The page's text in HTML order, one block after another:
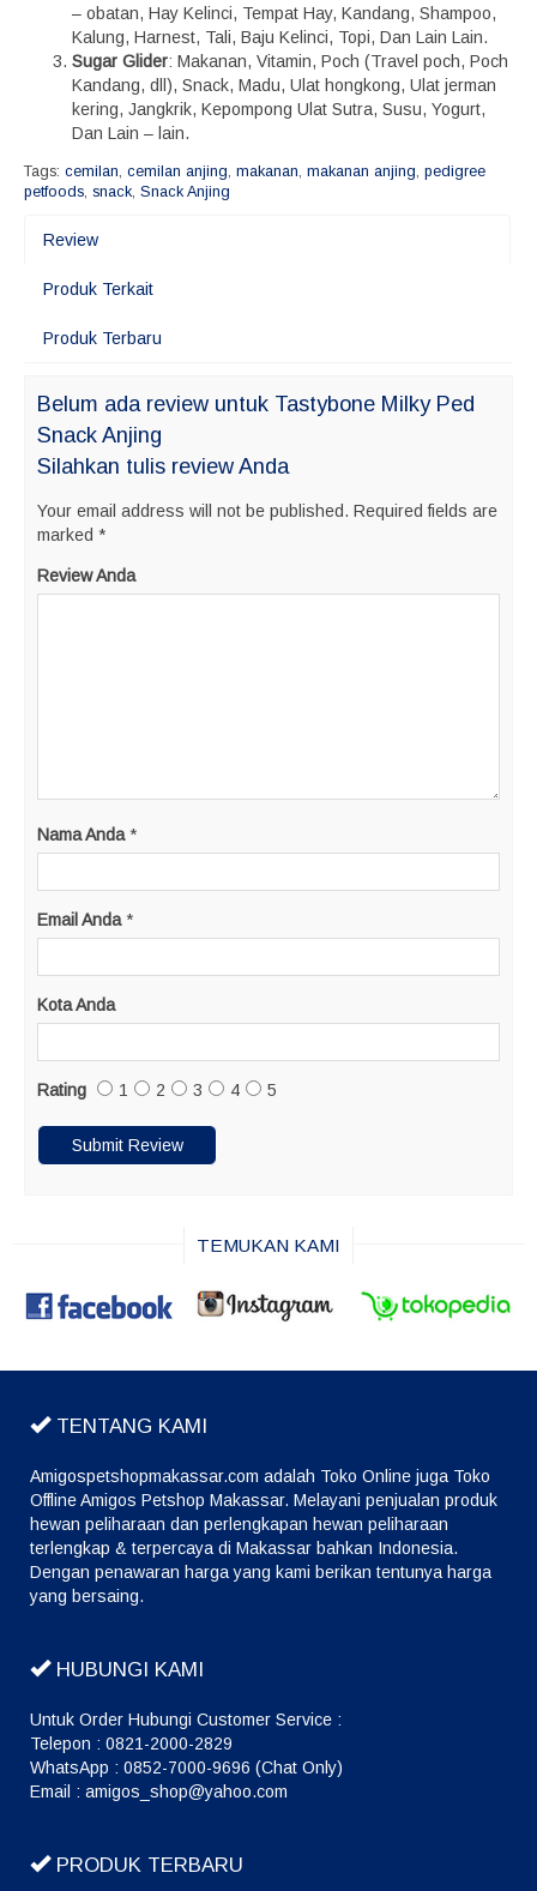
– obatan, Hay Kelinci, Tempat Hay, Kandang, Shampoo,
Kalung, Harnest, Tali, Baju Kelinci, Topi, Dan Lain Lain.
Sugar Glider: Makanan, Vitamin, Poch (Travel poch, Poch
Kandang, dll), Snack, Madu, Ulat hongkong, Ulat jerman
kering, Jangkrik, Kepompong Ulat Sutra, Susu, Yogurt,
Dan Lain – lain.
Tags: cemilan, cemilan anjing, makanan, makanan anjing, pedigree
petfoods, snack, Snack Anjing
Review
Produk Terkait
Produk Terbaru
Belum ada review untuk Tastybone Milky Ped
Snack Anjing
Silahkan tulis review Anda
Your email address will not be published. Required fields are
marked *
Review Anda
Nama Anda *
Email Anda *
Kota Anda
Rating 1 2 3 4 5
TEMUKAN KAMI
TENTANG KAMI
Amigospetshopmakassar.com adalah Toko Online juga Toko
Offline Amigos Petshop Makassar. Melayani penjualan produk
hewan peliharaan dan perlengkapan hewan peliharaan
terlengkap & terpercaya di Makassar bahkan Indonesia.
Dengan penawaran harga yang kami berikan tentunya harga
yang bersaing.
HUBUNGI KAMI
Untuk Order Hubungi Customer Service :
Telepon : 0821-2000-2829
WhatsApp : 0852-7000-9696 (Chat Only)
Email : amigos_shop@yahoo.com
PRODUK TERBARU